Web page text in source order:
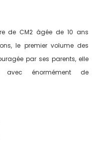
de CM2 âgée de 10 ans
le premier volume des
par ses parents, elle
avec énormément de